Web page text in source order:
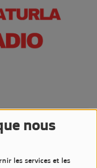
nous
les services et les
Jazz'n Blues